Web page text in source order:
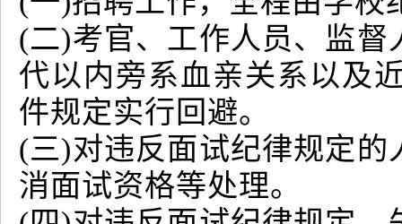
(二)考官、工作人员、监
代以内旁系血亲关系以及
件规定实行回避。
(三)对违反面试纪律规定
消面试资格等处理。